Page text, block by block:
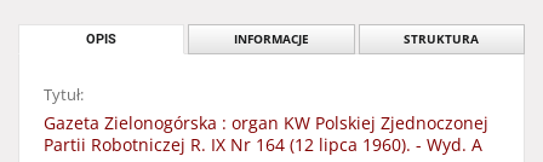
OPIS INFORMACJE STRUKTURA
Tytuł:
Gazeta Zielonogórska : organ KW Polskiej Zjednoczonej
Partii Robotniczej R. IX Nr 164 (12 lipca 1960). - Wyd. A